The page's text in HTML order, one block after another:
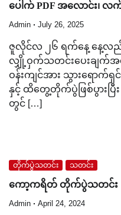
ပေါက် PDF အလောင်း၊ လ
Admin July 26, 2025
ဇူလိုင်လ ၂၆ ရက်နေ့ နေ့လည်
လျှို့ဝှက်သတင်းပေးချက်အ
ဝန်းကျင်အား သွားရောက်
နှင့် ထိတွေ့တိုက်ပွဲဖြစ်ပွားပြီ
တွင် […]
တိုက်ပွဲသတင်း သတင်း
ကော့ကရိတ် တိုက်ပွဲသတင်း
Admin April 24, 2024